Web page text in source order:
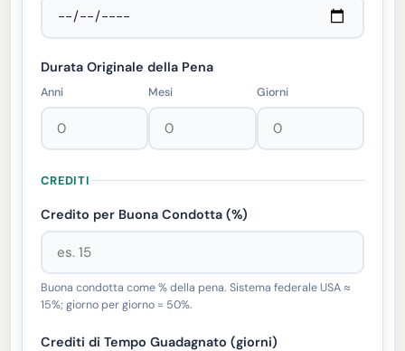
Durata Originale della Pena
Anni Mesi Giorni
CREDITI
Credito per Buona Condotta (%)
Buona condotta come % della pena. Sistema federale USA ≈
15%; giorno per giorno = 50%.
Crediti di Tempo Guadagnato (giorni)